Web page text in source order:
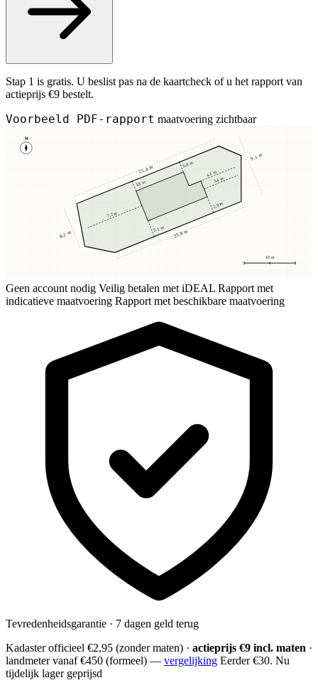
Stap 1 is gratis. U beslist pas na de kaartcheck of u het rapport van
actieprijs €9 bestelt.
Voorbeeld PDF-rapport maatvoering zichtbaar
N
10 m
3,8 m
3,8 m
5,1 m
2,9 m
7,2 m
3,4 m
4,1 m
25,4 m
23,8 m
8,2 m
9,1 m
Geen account nodig Veilig betalen met iDEAL Rapport met
indicatieve maatvoering Rapport met beschikbare maatvoering
Tevredenheidsgarantie · 7 dagen geld terug
Kadaster officieel €2,95 (zonder maten) · actieprijs €9 incl. maten ·
landmetervanaf €450 (formeel) — vergelijking Eerder €30. Nu
tijdelijk lager geprijsd